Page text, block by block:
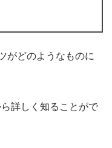
がどのようなものに
詳しく知ることがで